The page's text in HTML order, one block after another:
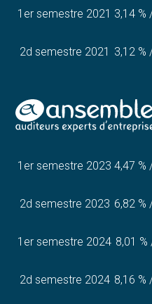
Aller
au
1er semestre 2021 3,14 %
2d semestre 2021 3,12 %
2d semestre 2022 3,15 %
1er semestre 2023 4,47 %
2d semestre 2023 6,82 %
1er semestre 2024 8,01 %
2d semestre 2024 8,16 %